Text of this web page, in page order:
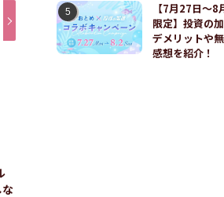
【7月27日〜
限定】投資の
デメリットや
感想を紹介！